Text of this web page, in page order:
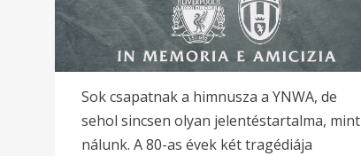
Sok csapatnak a himnusza a YNWA, de
sehol sincsen olyan jelentéstartalma, mint
nálunk. A 80-as évek két tragédiája